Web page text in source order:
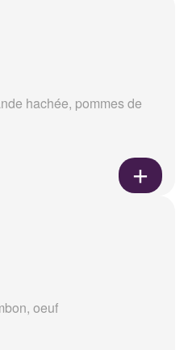
hachée, pommes de
oeuf